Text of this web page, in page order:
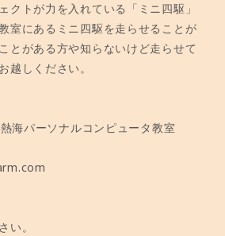
クトが力を入れている「ミニ四駆」
室にあるミニ四駆を走らせることが
とがある方や知らないけど走らせて
越しください。
海パーソナルコンピュータ教室
い。